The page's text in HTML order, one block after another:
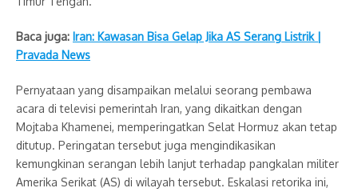
Baca juga: Iran: Kawasan Bisa Gelap Jika AS Serang Listrik |
Pravada News
Pernyataan yang disampaikan melalui seorang pembawa
acara di televisi pemerintah Iran, yang dikaitkan dengan
Mojtaba Khamenei, memperingatkan Selat Hormuz akan tetap
ditutup. Peringatan tersebut juga mengindikasikan
kemungkinan serangan lebih lanjut terhadap pangkalan militer
Amerika Serikat (AS) di wilayah tersebut. Eskalasi retorika ini,